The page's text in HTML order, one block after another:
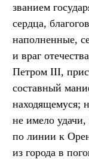
званием
сердца,
наполненные,
и враг
Петром III,
составный
находящемуся;
не имело
по линии к
из города в